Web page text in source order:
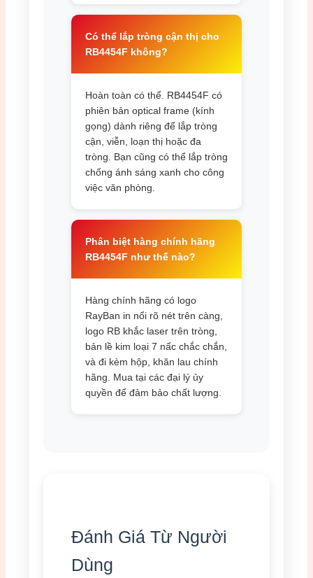
Có thể lắp tròng cận thị cho
RB4454F không?
Hoàn toàn có thể. RB4454F có
phiên bản optical frame (kính
gọng) dành riêng để lắp tròng
cận, viễn, loạn thị hoặc đa
tròng. Bạn cũng có thể lắp tròng
chống ánh sáng xanh cho công
việc văn phòng.
Phân biệt hàng chính hãng
RB4454F như thế nào?
Hàng chính hãng có logo
RayBan in nổi rõ nét trên càng,
logo RB khắc laser trên tròng,
bản lề kim loại 7 nấc chắc chắn,
và đi kèm hộp, khăn lau chính
hãng. Mua tại các đại lý ủy
quyền để đảm bảo chất lượng.
Đánh Giá Từ Người
Dùng